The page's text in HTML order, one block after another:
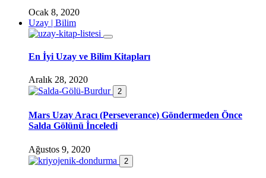
Ocak 8, 2020
Uzay | Bilim
En İyi Uzay ve Bilim Kitapları
Aralık 28, 2020
2
Mars Uzay Aracı (Perseverance) Göndermeden Önce
Salda Gölünü İnceledi
Ağustos 9, 2020
2